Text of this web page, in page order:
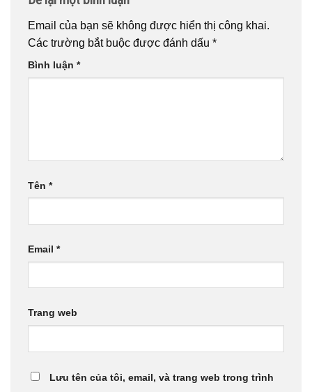
Email của bạn sẽ không được hiển thị công khai.
Các trường bắt buộc được đánh dấu *
Bình luận *
Tên *
Email *
Trang web
Lưu tên của tôi, email, và trang web trong trình